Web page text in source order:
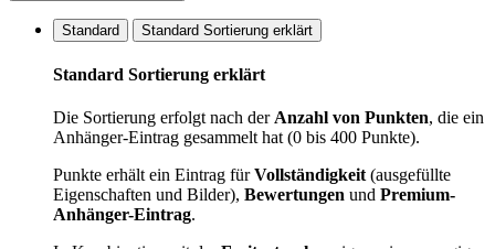
Standard Standard Sortierung erklärt
Standard Sortierung erklärt
Die Sortierung erfolgt nach derAnzahl von Punkten, die ein
Anhänger-Eintrag gesammelt hat (0 bis 400 Punkte).
Punkte erhält ein Eintrag fürVollständigkeit(ausgefüllte
Eigenschaften und Bilder), Bewertungen und Premium-
Anhänger-Eintrag.